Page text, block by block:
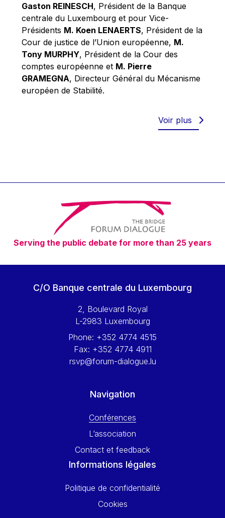
Patrizia Nanz
Philippe Maystadt
Pierre Gramegna
Richard Pelly
Robert Goebbels
Robert REYNDERS
Timothy Radcliffe
Vaclav Klaus
Vassilios Skouris
Vítor Manuel da Silva Caldeira
Viviane Reding
Walter Hagg
Wolfgang Ketterle
Yossi Beillin
Yves FRANCHET
Gaston REINESCH, Président de la Banque
centrale du Luxembourg et pour Vice-
Présidents M. Koen LENAERTS, Président de la
Cour de justice de l’Union européenne, M.
Tony MURPHY, Président de la Cour des
comptes européenne et M. Pierre
GRAMEGNA, Directeur Général du Mécanisme
européen de Stabilité.
Voir plus
Serving the public debate for more than 25 years
C/O Banque centrale du Luxembourg
2, Boulevard Royal
L-2983 Luxembourg
Phone: +352 4774 4515
Fax: +352 4774 4911
rsvp@forum-dialogue.lu
Navigation
Conférences
L’association
Contact et feedback
Informations légales
Politique de confidentialité
Cookies